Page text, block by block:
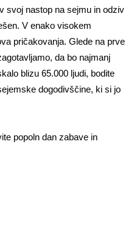
svoj nastop na sejmu in odziv
V enako visokem
pričakovanja. Glede na prve
da bo najmanj
blizu 65.000 ljudi, bodite
dogodivščine, ki si jo
popoln dan zabave in